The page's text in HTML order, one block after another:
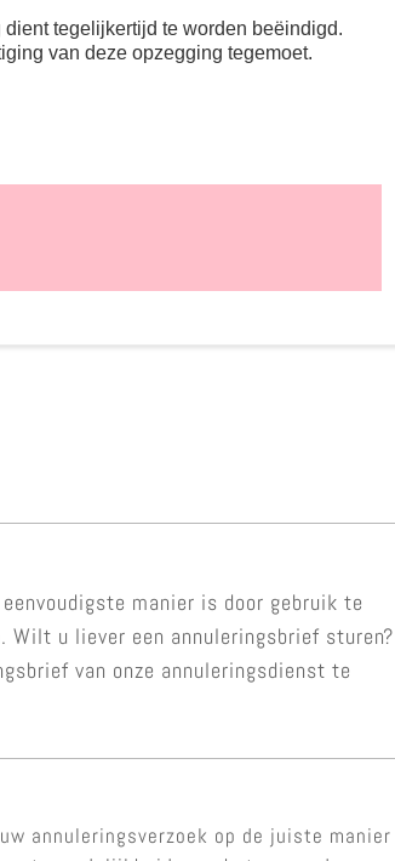
tegelijkertijd te worden beëindigd.
van deze opzegging tegemoet.
manier is door gebruik te
Wilt u liever een annuleringsbrief sturen?
van onze annuleringsdienst te
annuleringsverzoek op de juiste manier